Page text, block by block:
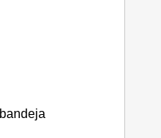
bandeja